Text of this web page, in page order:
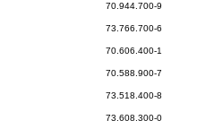
70.944.700-9
73.766.700-6
70.606.400-1
70.588.900-7
73.518.400-8
73.608.300-0